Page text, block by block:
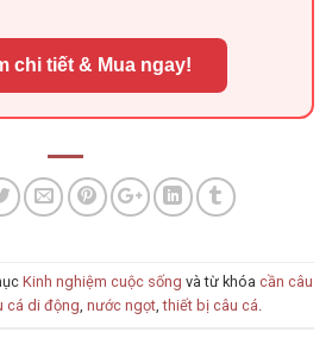
chi tiết & Mua ngay!
Kinh nghiệm cuộc sống và từ khóa cần câu
cá di động, nước ngọt,thiết bị câu cá.